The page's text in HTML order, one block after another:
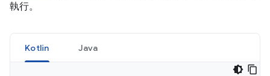
執行。
Kotlin Java